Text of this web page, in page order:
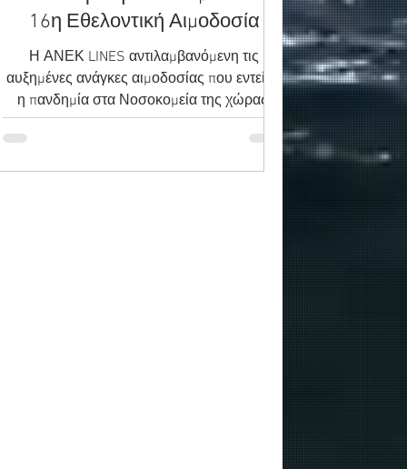
16η Εθελοντική Αιμοδοσία
Η ΑΝΕΚ LINES αντιλαμβανόμενη τις
αυξημένες ανάγκες αιμοδοσίας που εντείνει
η πανδημία στα Νοσοκομεία της χώρας,
έγινε #miaomada με το...